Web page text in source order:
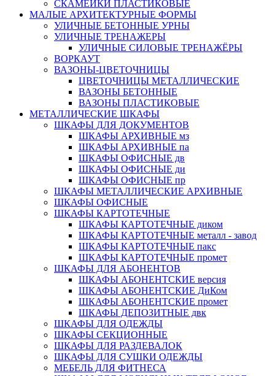
СКАМЕЙКИ ПЛАСТИКОВЫЕ
МАЛЫЕ АРХИТЕКТУРНЫЕ ФОРМЫ
УЛИЧНЫЕ БЕТОННЫЕ УРНЫ
УЛИЧНЫЕ ТРЕНАЖЕРЫ
УЛИЧНЫЕ СИЛОВЫЕ ТРЕНАЖЁРЫ
ВОРКАУТ
ВАЗОНЫ-ЦВЕТОЧНИЦЫ
ЦВЕТОЧНИЦЫ МЕТАЛЛИЧЕСКИЕ
ВАЗОНЫ БЕТОННЫЕ
ВАЗОНЫ ПЛАСТИКОВЫЕ
МЕТАЛЛИЧЕСКИЕ ШКАФЫ
ШКАФЫ ДЛЯ ДОКУМЕНТОВ
ШКАФЫ АРХИВНЫЕ мз
ШКАФЫ АРХИВНЫЕ па
ШКАФЫ ОФИСНЫЕ дв
ШКАФЫ ОФИСНЫЕ ди
ШКАФЫ ОФИСНЫЕ пр
ШКАФЫ МЕТАЛЛИЧЕСКИЕ АРХИВНЫЕ
ШКАФЫ ОФИСНЫЕ
ШКАФЫ КАРТОТЕЧНЫЕ
ШКАФЫ КАРТОТЕЧНЫЕ диком
ШКАФЫ КАРТОТЕЧНЫЕ металл - завод
ШКАФЫ КАРТОТЕЧНЫЕ пакс
ШКАФЫ КАРТОТЕЧНЫЕ промет
ШКАФЫ ДЛЯ АБОНЕНТОВ
ШКАФЫ АБОНЕНТСКИЕ версия
ШКАФЫ АБОНЕНТСКИЕ ДиКом
ШКАФЫ АБОНЕНТСКИЕ промет
ШКАФЫ ДЕПОЗИТНЫЕ двк
ШКАФЫ ДЛЯ ОДЕЖДЫ
ШКАФЫ СЕКЦИОННЫЕ
ШКАФЫ ДЛЯ РАЗДЕВАЛОК
ШКАФЫ ДЛЯ СУШКИ ОДЕЖДЫ
МЕБЕЛЬ ДЛЯ ФИТНЕСА